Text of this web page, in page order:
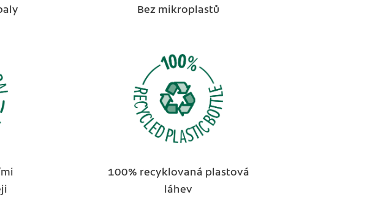
Bez mikroplastů
100% recyklovaná plastová
láhev